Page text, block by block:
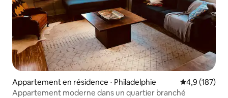
Appartement en résidence ⋅ Philadelphie Évaluation
4,9 (187)
Appartement moderne dans un quartier branché